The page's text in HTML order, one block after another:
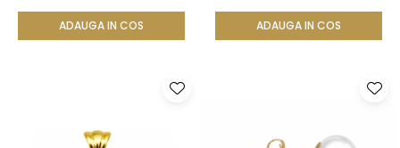
ADAUGA IN COS ADAUGA IN COS